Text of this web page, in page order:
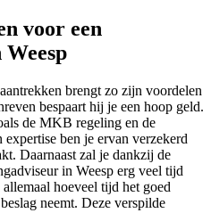
voor een
brengt zo zijn voordelen
bespaart hij je een hoop geld.
de MKB regeling en de
ben je ervan verzekerd
Daarnaast zal je dankzij de
in Weesp erg veel tijd
hoeveel tijd het goed
neemt. Deze verspilde